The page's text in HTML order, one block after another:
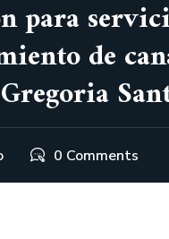
para
de
0 Comments